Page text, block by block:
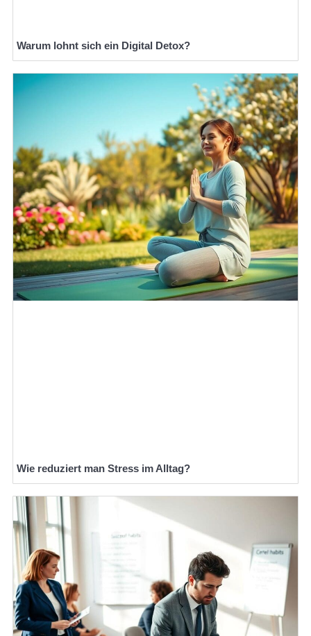
Warum lohnt sich ein Digital Detox?
Wie reduziert man Stress im Alltag?